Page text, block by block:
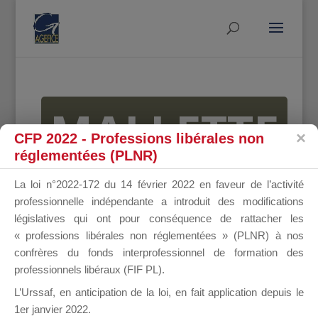
MALLETTE
DU
DIRIGEANT
CFP 2022 - Professions libérales non
réglementées (PLNR)
La loi n°2022-172 du 14 février 2022 en faveur de l’activité
professionnelle indépendante a introduit des modifications
législatives qui ont pour conséquence de rattacher les
« professions libérales non réglementées » (PLNR) à nos
confrères du fonds interprofessionnel de formation des
professionnels libéraux (FIF PL).
L’Urssaf, en anticipation de la loi, en fait application depuis le
1er janvier 2022.